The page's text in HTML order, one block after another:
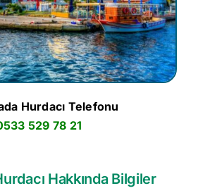
Hurdacı Telefonu
529 78 21
Hakkında Bilgiler